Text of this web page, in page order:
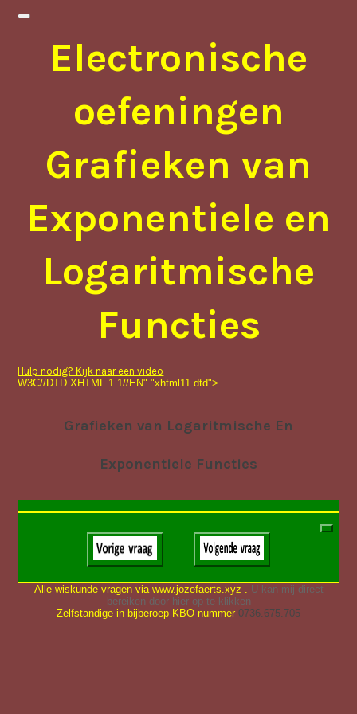
Electronische
oefeningen
Grafieken van
Exponentiele en
Logaritmische
Functies
Hulp nodig? Kijk naar een video
W3C//DTD XHTML 1.1//EN" "xhtml11.dtd">
Grafieken van Logaritmische En
Exponentiele Functies
Alle wiskunde vragen via www.jozefaerts.xyz . U kan mij direct
bereiken door hier op te klikken
Zelfstandige in bijberoep KBO nummer 0736.675.705